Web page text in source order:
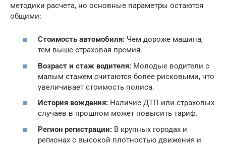
методики расчета, но основные параметры остаются
общими:
Стоимость автомобиля: Чем дороже машина,
тем выше страховая премия.
Возраст и стаж водителя: Молодые водители с
малым стажем считаются более рисковыми, что
увеличивает стоимость полиса.
История вождения: Наличие ДТП или страховых
случаев в прошлом может повысить тариф.
Регион регистрации: В крупных городах и
регионах с высокой плотностью движения и